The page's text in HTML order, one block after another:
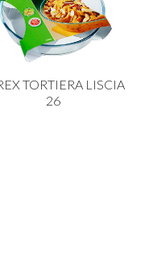
TORTIERA LISCIA
26